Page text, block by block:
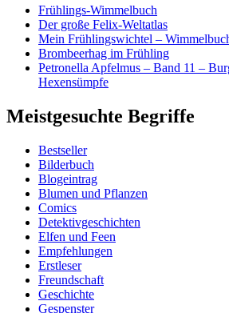
Frühlings-Wimmelbuch
Der große Felix-Weltatlas
Mein Frühlingswichtel –
Brombeerhag im Frühling
Petronella Apfelmus – Band 11 –
Hexensümpfe
Meistgesuchte Begriffe
Bestseller
Bilderbuch
Blogeintrag
Blumen und Pflanzen
Comics
Detektivgeschichten
Elfen und Feen
Empfehlungen
Erstleser
Freundschaft
Geschichte
Gespenster